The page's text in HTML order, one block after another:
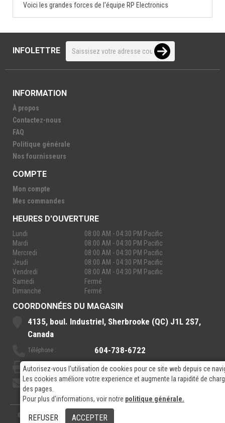
Autorisez-vous l'utilisation de cookies pour ce site web depuis ce
Les cookies améliore votre experience et augmente la rapidité de
des pages.
Pour plus d'informations, voir notre politique générale.
REFUSER ACCEPTER
Voici les grandes forces de l'équipe RP Electronics
INFOLETTRE
INFORMATION
À propos
Contactez-nous
FAQ
Politique générale
Nos fournisseurs
© 2026- RP Electronics
COMPTE
Mon compte
Mes commandes
HEURES D'OUVERTURE
Lundi
08:00 AM - 04:30 PM Pacific
Mardi
08:00 AM - 04:30 PM Pacific
Mercredi
08:00 AM - 04:30 PM Pacific
Jeudi
08:00 AM - 04:30 PM Pacific
Vendredi
08:00 AM - 04:30 PM Pacific
Samedi
Fermé
Dimanche
Fermé
COORDONNÉES DU MAGASIN
4135, boul. Industriel, Sherbrooke (QC) J1L 2S7,
Canada
Téléphone : 604-738-6722
Sans-Frais : 888-921-7770
Courriel: sales@rpelectronics.com